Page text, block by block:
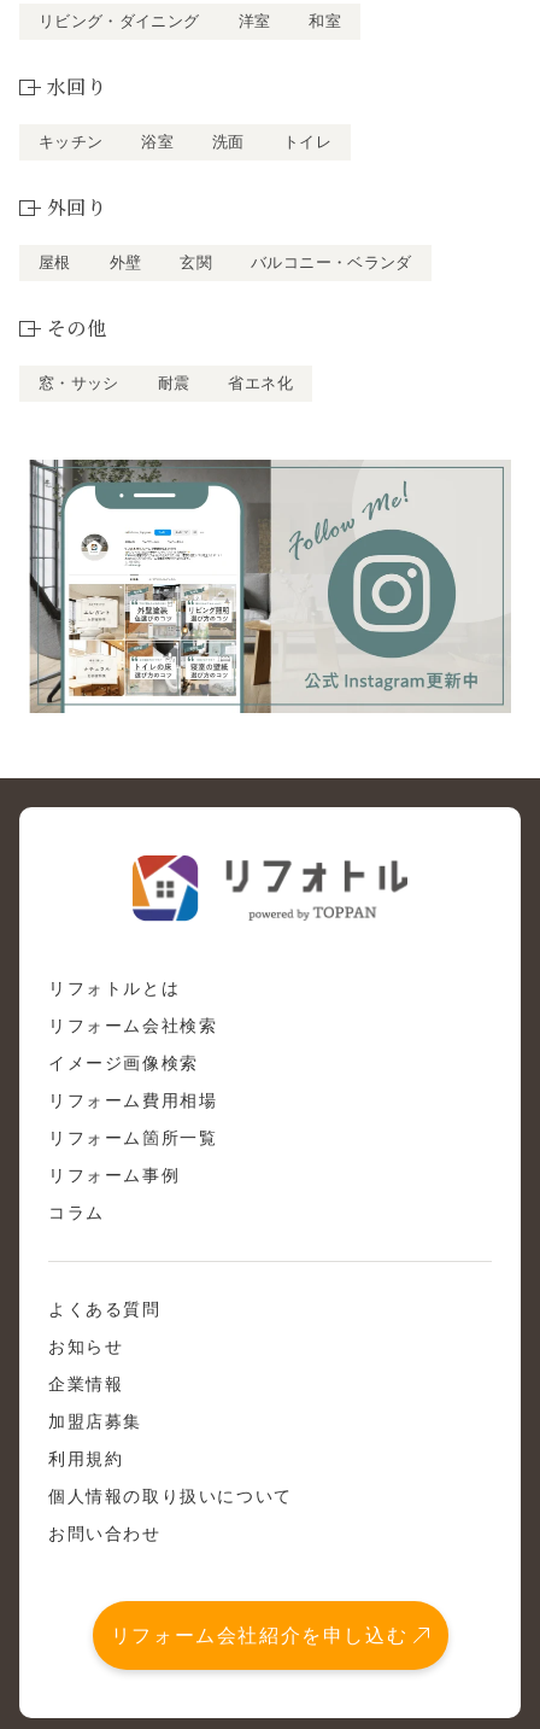
リビング・ダイニング 洋室 和室
水回り
キッチン 浴室 洗面 トイレ
外回り
屋根 外壁 玄関 バルコニー・ベランダ
その他
窓・サッシ 耐震 省エネ化
リフォトルとは
リフォーム会社検索
イメージ画像検索
リフォーム費用相場
リフォーム箇所一覧
リフォーム事例
コラム
よくある質問
お知らせ
企業情報
加盟店募集
利用規約
個人情報の取り扱いについて
お問い合わせ
リフォーム会社紹介を申し込む